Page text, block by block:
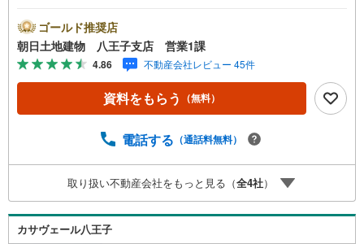
フォーム物件。◆会話が弾む対面キッチン◆最上階につき
陽当たり・眺望良好◆南東向きのワイドバルコニー付き※バ
ザール会場には、ベビーベッドや キッズスペースをご用
意しております。 小さなお子様連れでも、安心してご来
場ください！資料請求、住宅ローンのご相談などお気軽に
お問合せください！スタッフ25名でお客様がご覧になった
ト、チラシなどに掲載できない物件も多数ございます！ご
伝えください！■ご案内方法ご自宅へお迎え・最寄り駅等で
お待ち合わせ、弊社へのご来社など、ご相談ください。ご
希望があれば周辺環境、お客様の希望に合わせた物件など
もご案内をいたします。お住まい探しは朝日土地建物
（株）八王子店 営業5課にお任せください！
ゴールド推奨店
朝日土地建物 八王子支店 営業1課
4.86 不動産会社レビュー 45件
資料をもらう （無料）
電話する （通話料無料）
取り扱い不動産会社をもっと見る（全4社）
カサヴェール八王子